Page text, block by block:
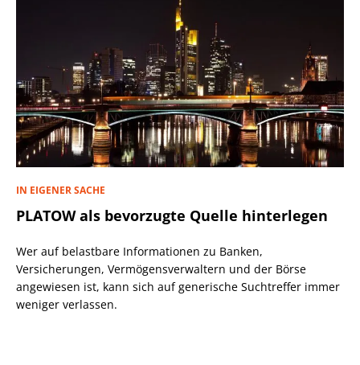
IN EIGENER SACHE
PLATOW als bevorzugte Quelle hinterlegen
Wer auf belastbare Informationen zu Banken,
Versicherungen, Vermögensverwaltern und der Börse
angewiesen ist, kann sich auf generische Suchtreffer immer
weniger verlassen.